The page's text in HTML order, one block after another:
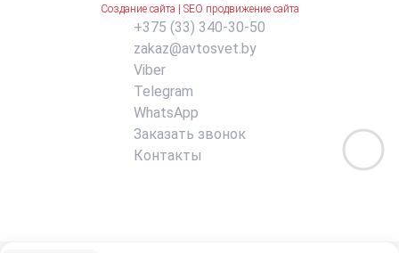
Создание сайта | SEO продвижение сайта
+375 (33) 340-30-50
zakaz@avtosvet.by
Viber
Telegram
WhatsApp
Заказать звонок
Контакты